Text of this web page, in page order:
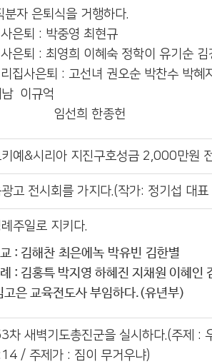
분자 은퇴식을 거행하다.
은퇴 : 박중영 최현규
은퇴 : 최영희 이혜숙 정학이 유기순 김
집사은퇴 : 고선녀 권오순 박찬수 박혜
이규억
선희 한종헌
예&시리아 지진구호성금 2,000만원
고 전시회를 가지다.(작가: 정기섭 대
주일로 지키다.
: 김해찬 최은에녹 박유빈 김한별
: 김홍특 박지영 하혜진 지채원 이혜인
은 교육전도사 부임하다.(유년부)
차 새벽기도총진군을 실시하다.(주제 :
/ 주제가 : 짐이 무거우냐)